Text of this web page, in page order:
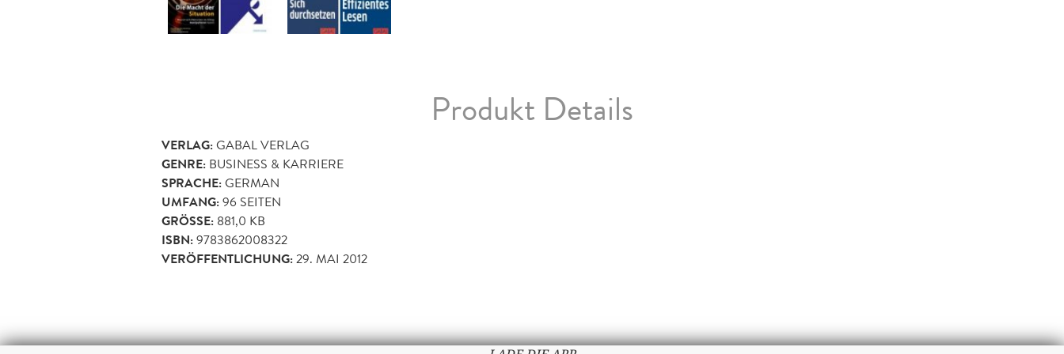
Produkt Details
VERLAG:GABAL VERLAG
GENRE: BUSINESS & KARRIERE
SPRACHE:GERMAN
UMFANG:96 SEITEN
GRÖSSE: 881,0 KB
ISBN:9783862008322
VERÖFFENTLICHUNG:29. MAI 2012